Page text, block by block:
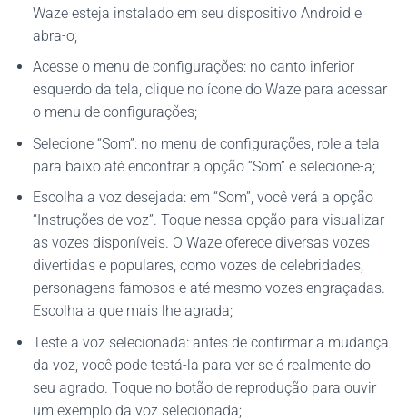
Waze esteja instalado em seu dispositivo Android e
abra-o;
Acesse o menu de configurações: no canto inferior
esquerdo da tela, clique no ícone do Waze para acessar
o menu de configurações;
Selecione “Som”: no menu de configurações, role a tela
para baixo até encontrar a opção “Som” e selecione-a;
Escolha a voz desejada: em “Som”, você verá a opção
“Instruções de voz”. Toque nessa opção para visualizar
as vozes disponíveis. O Waze oferece diversas vozes
divertidas e populares, como vozes de celebridades,
personagens famosos e até mesmo vozes engraçadas.
Escolha a que mais lhe agrada;
Teste a voz selecionada: antes de confirmar a mudança
da voz, você pode testá-la para ver se é realmente do
seu agrado. Toque no botão de reprodução para ouvir
um exemplo da voz selecionada;